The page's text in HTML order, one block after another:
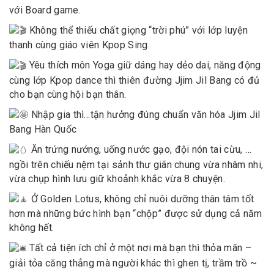
với Board game.
Không thể thiếu chất giọng “trời phú” với lớp luyện
thanh cùng giáo viên Kpop Sing.
Yêu thích môn Yoga giữ dáng hay dẻo dai, năng động
cùng lớp Kpop dance thì thiên đường Jjim Jil Bang có đủ
cho bạn cùng hội bạn thân.
Nhập gia thì…tận hưởng đúng chuẩn văn hóa Jjim Jil
Bang Hàn Quốc
Ăn trứng nướng, uống nước gạo, đội nón tai cừu, …
ngồi trên chiếu nệm tại sảnh thư giãn chung vừa nhâm nhi,
vừa chụp hình lưu giữ khoảnh khắc vừa 8 chuyện.
Ở Golden Lotus, không chỉ nuôi dưỡng thân tâm tốt
hơn mà những bức hình bạn “chộp” được sử dụng cả năm
không hết.
Tất cả tiện ích chỉ ở một nơi mà bạn thì thỏa mãn –
giải tỏa căng thẳng mà người khác thì ghen tị, trầm trồ ~